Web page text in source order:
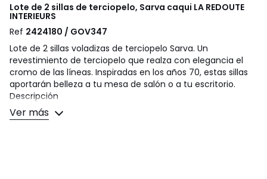
Lote de 2 sillas de terciopelo, Sarva caqui LA REDOUTE
INTERIEURS
Ref 2424180 / GOV347
Lote de 2 sillas voladizas de terciopelo Sarva. Un
revestimiento de terciopelo que realza con elegancia el
cromo de las líneas. Inspiradas en los años 70, estas sillas
aportarán belleza a tu mesa de salón o a tu escritorio.
Descripción
• Asiento y respaldo en contraplacado de haya
• Relleno con espuma de poliuretano
Ver más